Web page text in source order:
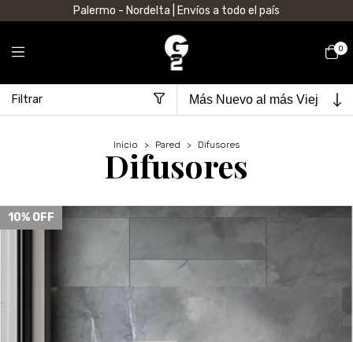
Palermo - Nordelta | Envíos a todo el país
0
Filtrar
Inicio > Pared > Difusores
Difusores
10% OFF